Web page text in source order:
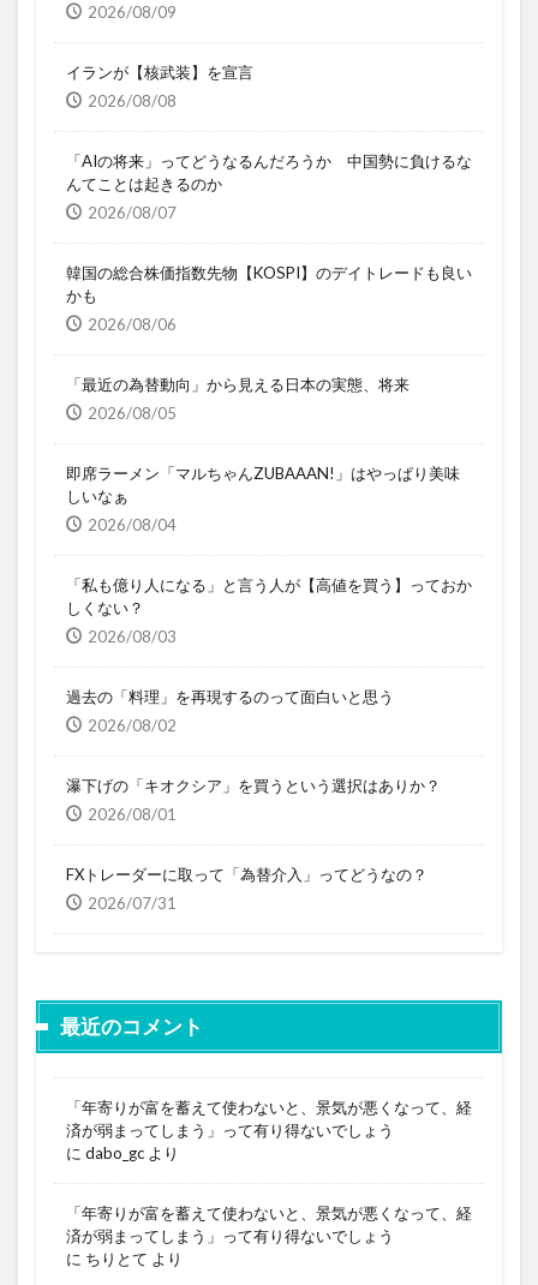
2026/08/09
イランが【核武装】を宣言
2026/08/08
「AIの将来」ってどうなるんだろうか 中国勢に負けるな
んてことは起きるのか
2026/08/07
韓国の総合株価指数先物【KOSPI】のデイトレードも良い
かも
2026/08/06
「最近の為替動向」から見える日本の実態、将来
2026/08/05
即席ラーメン「マルちゃんZUBAAAN!」はやっぱり美味
しいなぁ
2026/08/04
「私も億り人になる」と言う人が【高値を買う】っておか
しくない？
2026/08/03
過去の「料理」を再現するのって面白いと思う
2026/08/02
瀑下げの「キオクシア」を買うという選択はありか？
2026/08/01
FXトレーダーに取って「為替介入」ってどうなの？
2026/07/31
最近のコメント
「年寄りが富を蓄えて使わないと、景気が悪くなって、経
済が弱まってしまう」って有り得ないでしょう
に dabo_gc より
「年寄りが富を蓄えて使わないと、景気が悪くなって、経
済が弱まってしまう」って有り得ないでしょう
に ちりとて より